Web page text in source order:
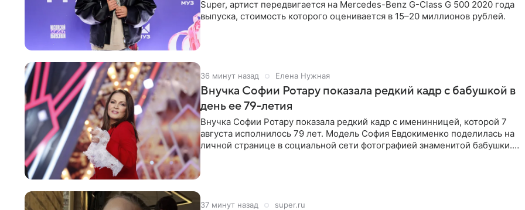
Super, артист передвигается на Mercedes-Benz G-Class G 500 2020 года
выпуска, стоимость которого оценивается в 15–20 миллионов рублей.
36 минут назад Елена Нужная
Внучка Софии Ротару показала редкий кадр с бабушкой в
день ее 79-летия
Внучка Софии Ротару показала редкий кадр с именинницей, которой 7
августа исполнилось 79 лет. Модель София Евдокименко поделилась на
личной странице в социальной сети фотографией знаменитой бабушки.
37 минут назад super.ru